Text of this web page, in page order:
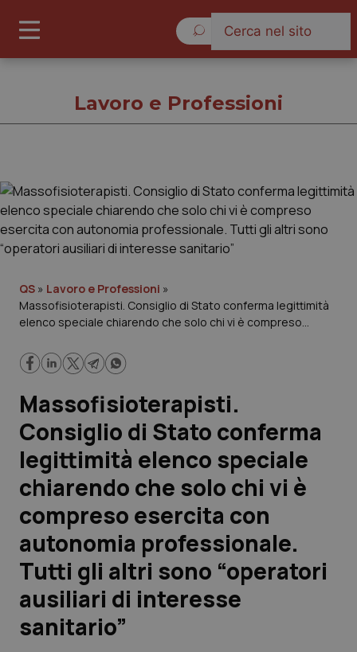
Cronache
Regioni e Asl
Lavoro e Professioni
Scienza e Farmaci
Studi e Analisi
Lettere al direttore
Edizioni Regionali
QS Pro
Professionisti Sanitari.AI
Lavoro e Professioni
QS » Lavoro e Professioni »
Massofisioterapisti. Consiglio di Stato conferma legittimità
elenco speciale chiarendo che solo chi vi è compreso
“operatori ausiliari di interesse sanitario”
Massofisioterapisti.
Consiglio di Stato conferma
legittimità elenco speciale
chiarendo che solo chi vi è
compreso esercita con
autonomia professionale.
Tutti gli altri sono “operatori
ausiliari di interesse
sanitario”